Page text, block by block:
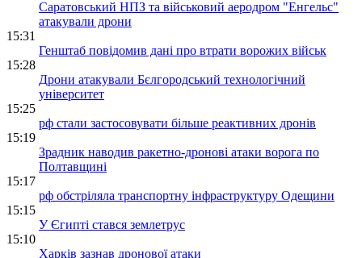
Саратовський НПЗ та військовий аеродром "Енгельс"
атакували дрони
15:31
Генштаб повідомив дані про втрати ворожих військ
15:28
Дрони атакували Бєлгородський технологічний
університет
15:25
рф стали застосовувати більше реактивних дронів
15:19
Зрадник наводив ракетно-дронові атаки ворога по
Полтавщині
15:17
рф обстріляла транспортну інфраструктуру Одещини
15:15
У Єгипті стався землетрус
15:10
Харків зазнав дронової атаки